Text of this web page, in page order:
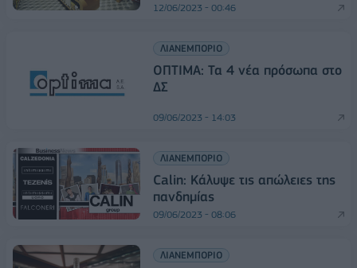
12/06/2023 - 00:46
ΛΙΑΝΕΜΠΟΡΙΟ
ΟΠΤΙΜΑ: Τα 4 νέα πρόσωπα στο
ΔΣ
09/06/2023 - 14:03
ΛΙΑΝΕΜΠΟΡΙΟ
Calin: Kάλυψε τις απώλειες της
πανδημίας
09/06/2023 - 08:06
ΛΙΑΝΕΜΠΟΡΙΟ